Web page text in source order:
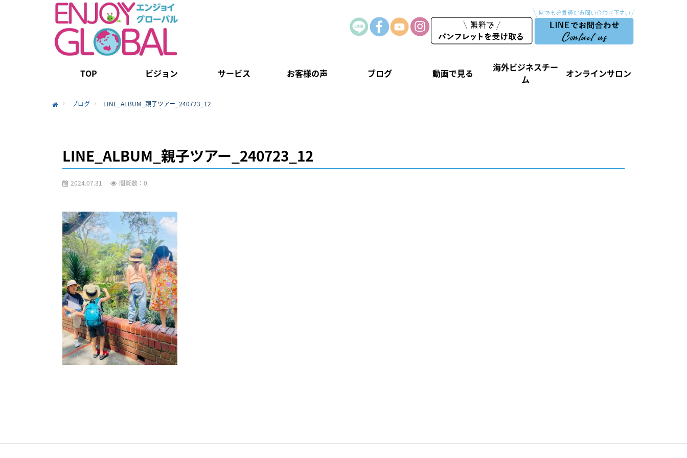
TOP ビジョン サービス お客様の声 ブログ 動画で見る
海外ビジネスチー
ム
オンラインサロン
ブログ LINE_ALBUM_親子ツアー_240723_12
LINE_ALBUM_親子ツアー_240723_12
2024.07.31 閲覧数：0